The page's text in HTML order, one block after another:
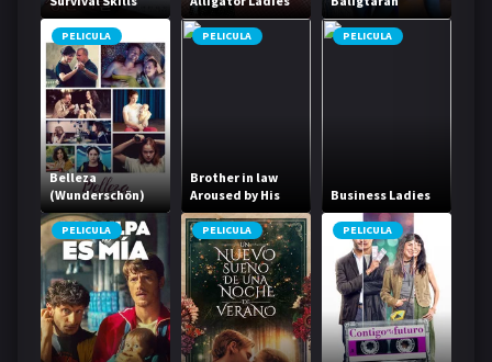
PELICULA
Belleza
(Wunderschön)
PELICULA
Brother in law
Aroused by His
Sister in law
PELICULA
Business Ladies
PELICULA PELICULA PELICULA